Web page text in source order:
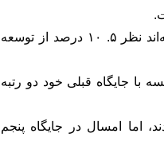
زبان‌های برنامه نویسی سی شارپ و سی پلاس پلاس (C++) نیز در مجموع توانسته‌اند نظر ۵. ۱۰ درصد از توسعه
با جایگاه قبلی خود دو رتبه
بودند، اما امسال در جایگاه پنجم